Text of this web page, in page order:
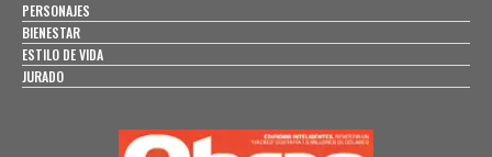
PERSONAJES
BIENESTAR
ESTILO DE VIDA
JURADO